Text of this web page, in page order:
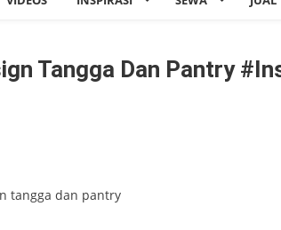
Tangga Dan Pantry
tangga dan pantry